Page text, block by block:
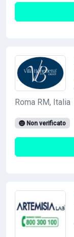
Roma RM, Italia
Non verificato